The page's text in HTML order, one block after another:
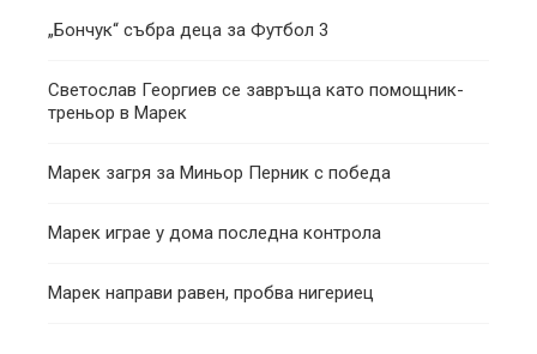
„Бончук“ събра деца за Футбол 3
Светослав Георгиев се завръща като помощник-
треньор в Марек
Марек загря за Миньор Перник с победа
Марек играе у дома последна контрола
Марек направи равен, пробва нигериец